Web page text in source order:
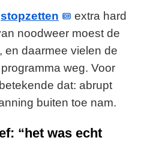
stopzetten
extra hard
noodweer moest de
en daarmee vielen de
weg. Voor
dat: abrupt
buiten toe nam.
“het was echt